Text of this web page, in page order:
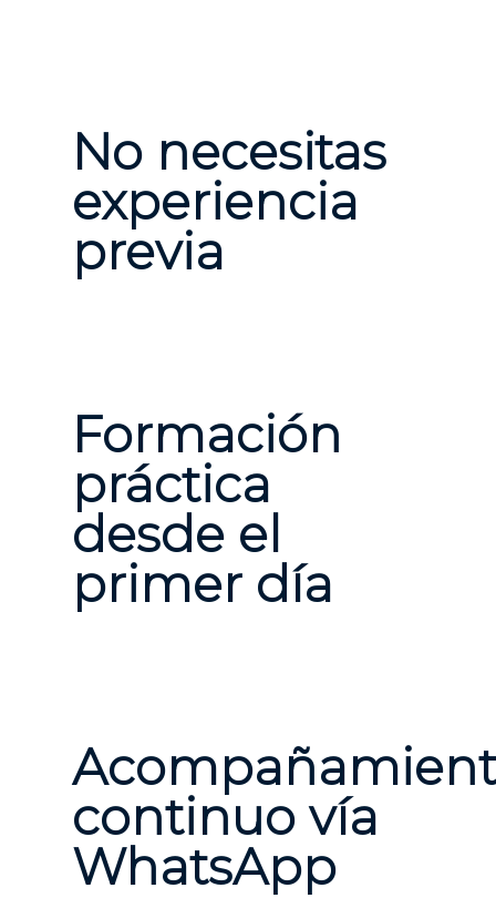
No necesitas
experiencia
previa
Formación
práctica
desde el
primer día
continuo vía
WhatsApp